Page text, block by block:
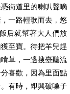
街道里的喇叭聲嘀
一路輕歌而去，悠
后就幫著大人們放
至寶。待把羊兒趕
草，一邊搜臺聽流
喜歡，因為里面點
有時，即興破嗓子